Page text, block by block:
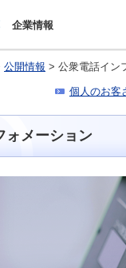
企業情報
公開情報 > 公衆電話イン
個人のお客
ォメーション